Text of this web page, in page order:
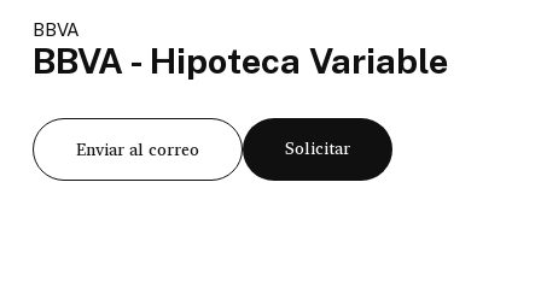
BBVA
BBVA - Hipoteca Variable
Enviar al correo Solicitar